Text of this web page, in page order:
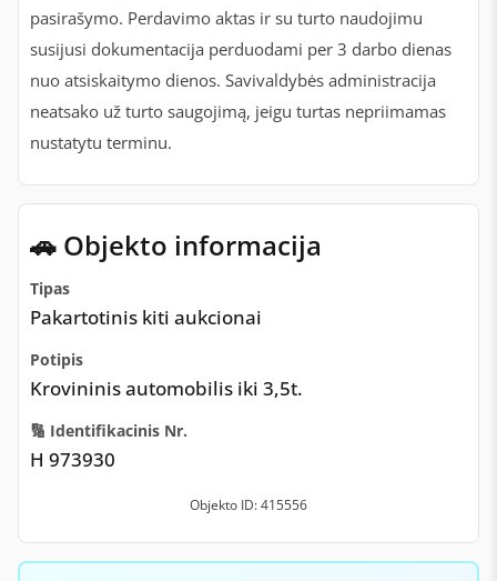
pasirašymo. Perdavimo aktas ir su turto naudojimu
susijusi dokumentacija perduodami per 3 darbo dienas
nuo atsiskaitymo dienos. Savivaldybės administracija
neatsako už turto saugojimą, jeigu turtas nepriimamas
nustatytu terminu.
🚗 Objekto informacija
Tipas
Pakartotinis kiti aukcionai
Potipis
Krovininis automobilis iki 3,5t.
🔢 Identifikacinis Nr.
H 973930
Objekto ID: 415556